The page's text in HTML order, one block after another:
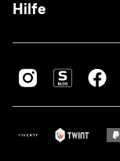
Hilfe